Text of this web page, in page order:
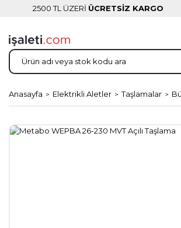
2500 TL ÜZERİ ÜCRETSİZ KARGO
Anasayfa Elektrikli Aletler Taşlamalar